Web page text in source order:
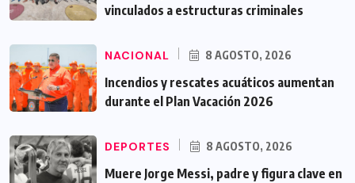
vinculados a estructuras criminales
NACIONAL 8 AGOSTO, 2026
Incendios y rescates acuáticos aumentan
durante el Plan Vacación 2026
DEPORTES 8 AGOSTO, 2026
Muere Jorge Messi, padre y figura clave en